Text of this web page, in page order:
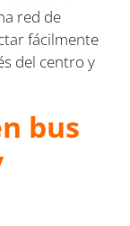
red de
fácilmente
del centro y
bus